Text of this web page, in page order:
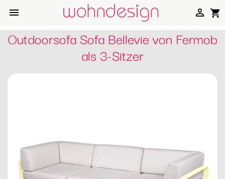
 shopping_cart

Outdoorsofa Sofa Bellevie von Fermob
als 3-Sitzer